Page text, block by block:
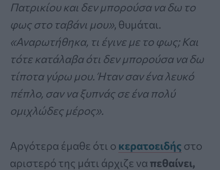
Πατρικίου και δεν μπορούσα να δω το
φως στο ταβάνι μου», θυμάται.
«Αναρωτήθηκα, τι έγινε με το φως; Και
τότε κατάλαβα ότι δεν μπορούσα να δω
τίποτα γύρω μου. Ήταν σαν ένα λευκό
πέπλο, σαν να ξυπνάς σε ένα πολύ
ομιχλώδες μέρος».
Αργότερα έμαθε ότι ο κερατοειδής στο
αριστερό της μάτι άρχιζε να πεθαίνει,